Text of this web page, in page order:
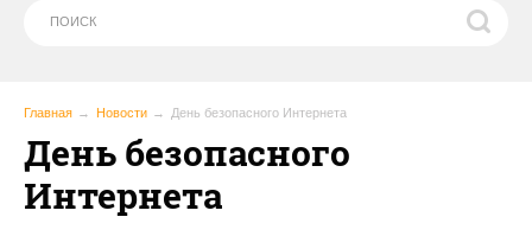
Главная Новости День безопасного Интернета
День безопасного
Интернета